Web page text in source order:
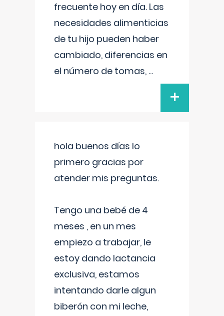
frecuente hoy en día. Las
necesidades alimenticias
de tu hijo pueden haber
cambiado, diferencias en
el número de tomas, ...
+
hola buenos días lo
primero gracias por
atender mis preguntas.
Tengo una bebé de 4
meses , en un mes
empiezo a trabajar, le
estoy dando lactancia
exclusiva, estamos
intentando darle algun
biberón con mi leche,